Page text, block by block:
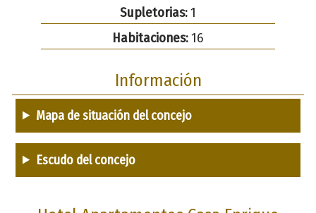
Supletorias:1
Habitaciones:16
Información
Mapa de situación del concejo
Escudo del concejo